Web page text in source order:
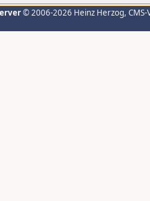
© 2006-2026 Heinz Herzog,